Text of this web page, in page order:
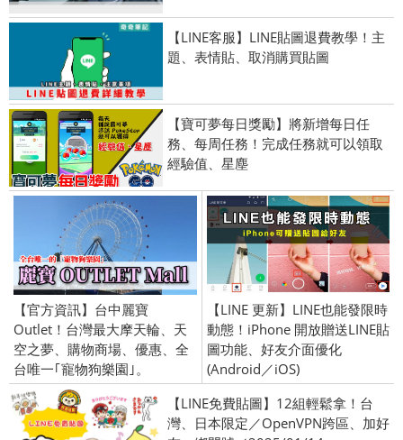
【LINE客服】LINE貼圖退費教學！主
題、表情貼、取消購買貼圖
【寶可夢每日獎勵】將新增每日任
務、每周任務！完成任務就可以領取
經驗值、星塵
【官方資訊】台中麗寶
Outlet！台灣最大摩天輪、天
空之夢、購物商場、優惠、全
台唯一｢寵物狗樂園｣。
【LINE 更新】LINE也能發限時
動態！iPhone 開放贈送LINE貼
圖功能、好友介面優化
(Android／iOS)
【LINE免費貼圖】12組輕鬆拿！台
灣、日本限定／OpenVPN跨區、加好